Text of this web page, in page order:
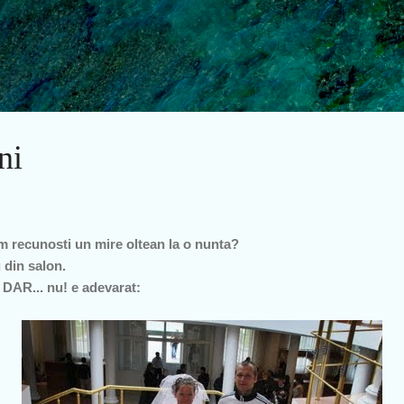
Treceți la conținutul principal
recunosti un mire oltean la o nunta?
din salon.
nu! e adevarat: